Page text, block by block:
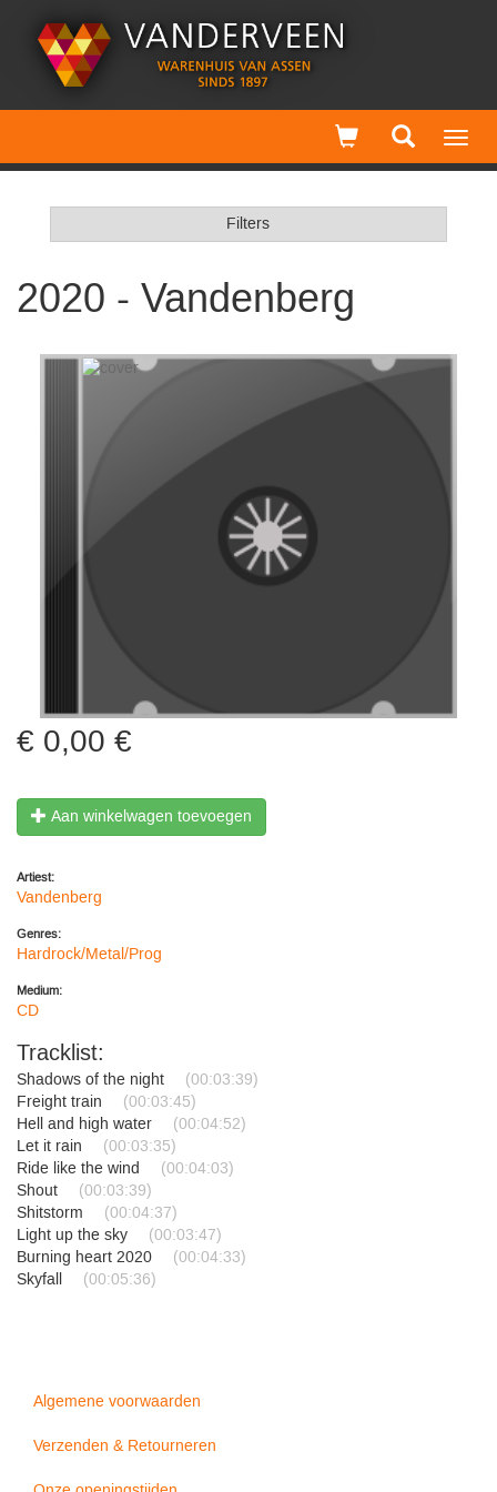
Filters
2020 - Vandenberg
0,00 €
Aan winkelwagen toevoegen
Artiest:
Vandenberg
Genres:
Hardrock/Metal/Prog
Medium:
CD
Tracklist:
Shadows of the night
(00:03:39)
Freight train
(00:03:45)
Hell and high water
(00:04:52)
Let it rain
(00:03:35)
Ride like the wind
(00:04:03)
Shout
(00:03:39)
Shitstorm
(00:04:37)
Light up the sky
(00:03:47)
Burning heart 2020
(00:04:33)
Skyfall
(00:05:36)
Algemene voorwaarden
Verzenden & Retourneren